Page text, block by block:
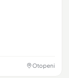
Otopeni